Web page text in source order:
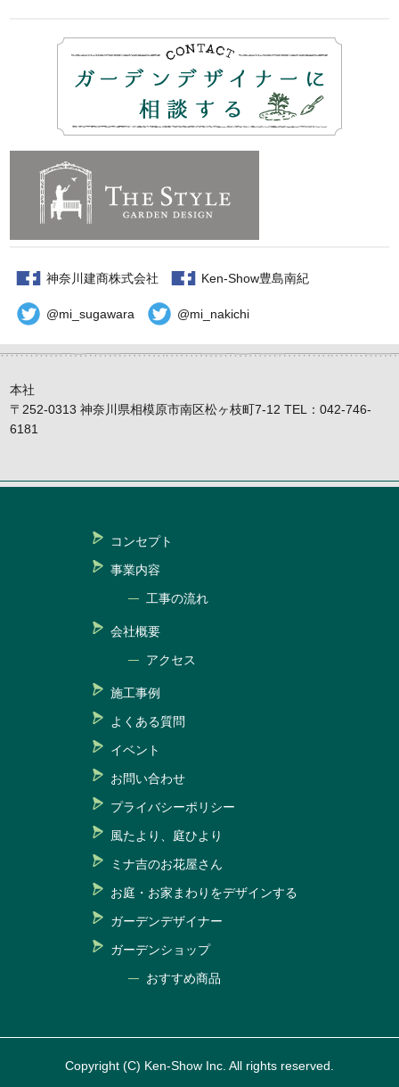
神奈川建商株式会社 Ken-Show豊島南紀
@mi_sugawara @mi_nakichi
本社
〒252-0313 神奈川県相模原市南区松ヶ枝町7-12 TEL：042-746-
6181
コンセプト
事業内容
工事の流れ
会社概要
アクセス
施工事例
よくある質問
イベント
お問い合わせ
プライバシーポリシー
風たより、庭ひより
ミナ吉のお花屋さん
お庭・お家まわりをデザインする
ガーデンデザイナー
ガーデンショップ
おすすめ商品
Copyright (C) Ken-Show Inc. All rights reserved.